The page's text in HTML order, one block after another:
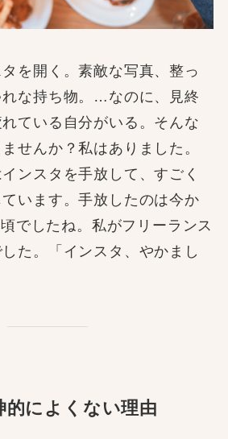
を開く。素敵な写真、整っ
な持ち物。…なのに、見終
ている自分がいる。そんな
せんか？私はありました。
ンスタを手放して、すごく
います。手放したのは今か
でしたね。私がフリーランス
た。「インスタ、やかまし
によくない理由